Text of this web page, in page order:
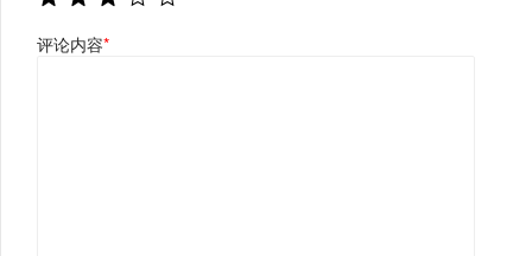
评论内容*